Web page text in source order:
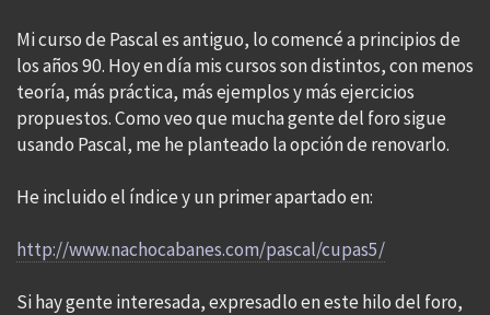
Mi curso de Pascal es antiguo, lo comencé a principios de
los años 90. Hoy en día mis cursos son distintos, con menos
teoría, más práctica, más ejemplos y más ejercicios
propuestos. Como veo que mucha gente del foro sigue
usando Pascal, me he planteado la opción de renovarlo.
He incluido el índice y un primer apartado en:
http://www.nachocabanes.com/pascal/cupas5/
Si hay gente interesada, expresadlo en este hilo del foro,